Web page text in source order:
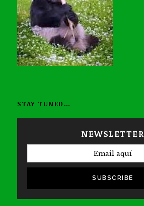
STAY TUNED…
NEWSLETTER
SUBSCRIBE